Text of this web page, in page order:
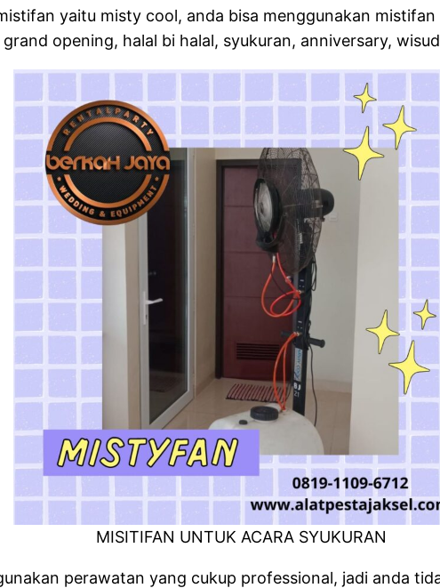
yaitu misty cool, anda bisa menggunakan
opening, halal bi halal, syukuran, anniversary,
MISITIFAN UNTUK ACARA SYUKURAN
perawatan yang cukup professional, jadi anda